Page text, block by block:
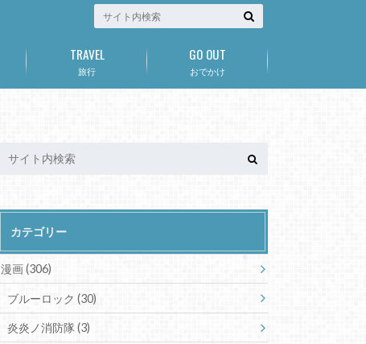
旅行
TRAVEL
おでかけ
GO OUT
カテゴリー
漫画(306)
ブルーロック (30)
炎炎ノ消防隊(3)